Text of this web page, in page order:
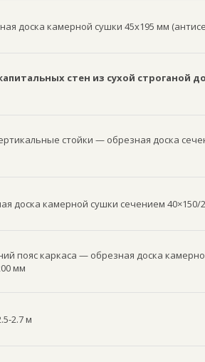
доска камерной сушки 45х195 мм
стен из сухой строганой
стойки — обрезная доска
доска камерной сушки сечением 40×150/
пояс каркаса — обрезная доска
мм
2.7 м